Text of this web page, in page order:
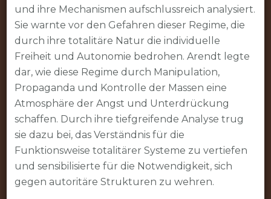
und ihre Mechanismen aufschlussreich analysiert.
Sie warnte vor den Gefahren dieser Regime, die
durch ihre totalitäre Natur die individuelle
Freiheit und Autonomie bedrohen. Arendt legte
dar, wie diese Regime durch Manipulation,
Propaganda und Kontrolle der Massen eine
Atmosphäre der Angst und Unterdrückung
schaffen. Durch ihre tiefgreifende Analyse trug
sie dazu bei, das Verständnis für die
Funktionsweise totalitärer Systeme zu vertiefen
und sensibilisierte für die Notwendigkeit, sich
gegen autoritäre Strukturen zu wehren.